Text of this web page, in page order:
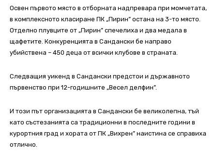
Освен първото място в отборната надпревара при момчетата,
в комплексното класиране ПК „Пирин” остана на 3-то място.
Отделно плувците от „Пирин” спечелиха и два медала в
щафетите. Конкуренцията в Сандански бе направо
убийствена – 450 деца от всички клубове в страната.
Следващия уикенд в Сандански предстои и държавното
първенство при 12-годишните „Весел делфин”.
И този път организацията в Сандански бе великолепна, тъй
като състезанията са традиционни в последните години в
курортния град и хората от ПК „Вихрен” наистина се справиха
отлично.